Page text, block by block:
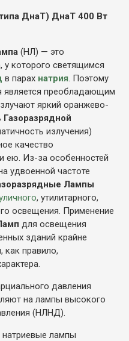
ДнаТ) ДнаТ 400 Вт
(НЛ) — это
у которого светящимся
в парах натрия. Поэтому
является преобладающим
яркий оранжево-
Газоразрядной
излучения)
качество
ею. Из-за особенностей
удвоенной частоте
Лампы
, утилитарного,
освещения. Применение
для освещения
зданий крайне
как правило,
давления
на лампы высокого
(НЛНД).
натриевые лампы